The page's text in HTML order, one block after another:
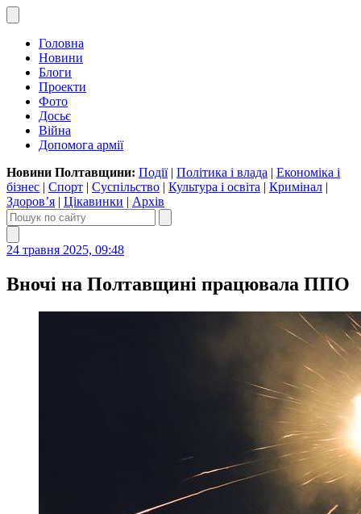
Головна
Новини
Блоги
Проекти
Фото
Досьє
Війна
Допомога армії
Новини Полтавщини: Події| Політика і влада | Економіка і
бізнес | Спорт | Суспільство | Культура і освіта | Кримінал |
Здоров’я | Цікавинки | Архів
24 травня 2025, 09:48
Вночі на Полтавщині працювала ППО